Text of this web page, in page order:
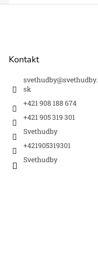
Kontakt
svethudby@svethudby.
sk
+421 908 188 674
+421 905 319 301
Svethudby
+421905319301
Svethudby